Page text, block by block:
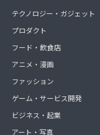
テクノロジー・ガジェット
プロダクト
フード・飲食店
アニメ・漫画
ファッション
ゲーム・サービス開発
ビジネス・起業
アート・写真